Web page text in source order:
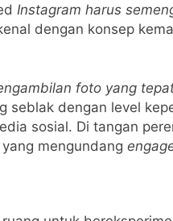
Instagram harus
dengan konsep
foto yang
seblak dengan level
sosial. Di tangan
mengundang